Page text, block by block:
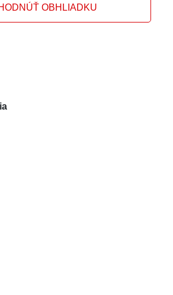
OBHLIADKU